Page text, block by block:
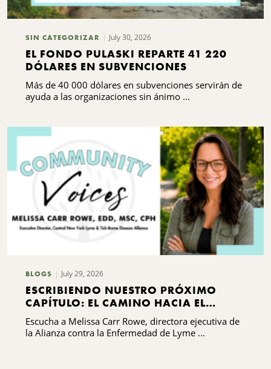
SIN CATEGORIZAR July 30, 2026
EL FONDO PULASKI REPARTE 41 220
DÓLARES EN SUBVENCIONES
Más de 40 000 dólares en subvenciones servirán de
ayuda a las organizaciones sin ánimo ...
BLOGS July 29, 2026
ESCRIBIENDO NUESTRO PRÓXIMO
CAPÍTULO: EL CAMINO HACIA EL
DESARROLLO DE CAPACIDADES DE LA
ALIANZA CONTRA LA ENFERMEDAD DE
LYME Y LAS ENFERMEDADES
Escucha a Melissa Carr Rowe, directora ejecutiva de
la Alianza contra la Enfermedad de Lyme ...